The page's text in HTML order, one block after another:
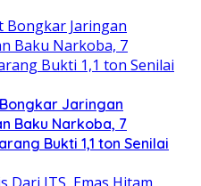
Jaringan
Baku Narkoba, 7
Bukti 1,1 ton Senilai